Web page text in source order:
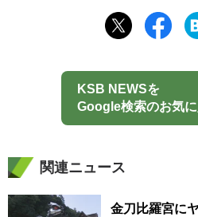
KSB NEWSを
Google検索のお気
関連ニュース
金刀比羅宮に